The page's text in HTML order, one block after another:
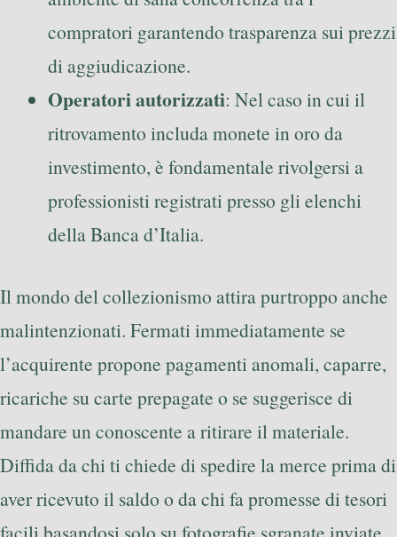
compratori garantendo trasparenza sui prezzi
di aggiudicazione.
Operatori autorizzati: Nel caso in cui il
ritrovamento includa monete in oro da
investimento, è fondamentale rivolgersi a
professionisti registrati presso gli elenchi
della Banca d’Italia.
Il mondo del collezionismo attira purtroppo anche
malintenzionati. Fermati immediatamente se
l’acquirente propone pagamenti anomali, caparre,
ricariche su carte prepagate o se suggerisce di
mandare un conoscente a ritirare il materiale.
Diffida da chi ti chiede di spedire la merce prima di
aver ricevuto il saldo o da chi fa promesse di tesori